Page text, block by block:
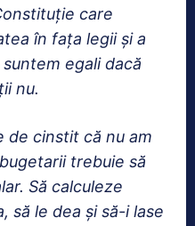
care
în fața legii și a
egali dacă
nu.
de cinstit că nu am
trebuie să
Să calculeze
să le dea și să-i lase